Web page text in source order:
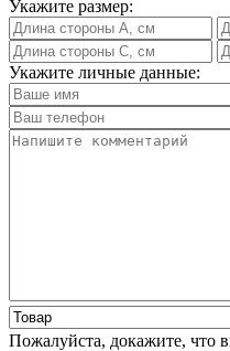
Укажите размер:
Укажите личные данные:
Пожалуйста, докажите, что